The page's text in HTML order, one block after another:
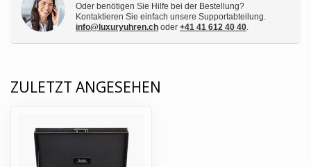
Oder benötigen Sie Hilfe bei der Bestellung?
Kontaktieren Sie einfach unsere Supportabteilung.
info@luxuryuhren.ch oder +41 41 612 40 40
ZULETZT ANGESEHEN